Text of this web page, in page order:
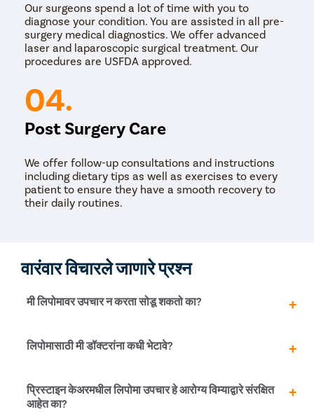
Our surgeons spend a lot of time with you to
diagnose your condition. You are assisted in all pre-
surgery medical diagnostics. We offer advanced
laser and laparoscopic surgical treatment. Our
procedures are USFDA approved.
04.
Post Surgery Care
We offer follow-up consultations and instructions
including dietary tips as well as exercises to every
patient to ensure they have a smooth recovery to
their daily routines.
वारंवार विचारले जाणारे प्रश्न
मी लिपोमावर उपचार न करता सोडू शकतो का?
नाही लिपोमा हा निरुपद्रवी आणि सौम्य असला तरी त्यावर उपचार करू
देतात, कारण ते कर्करोगाच्या सारकोमामध्ये बदलण्याची शक्यता कमी
असते.
लिपोमासाठी मी डॉक्टरांना कधी भेटावे?
जर तुम्हाला तुमच्या शरीरावर विचित्र ढेकूळ दिसली तर तुम्ही ताबडतोब
डॉक्टरांचा सल्ला घ्यावा. जरी लक्षणे लिपोमासारखी दिसत असली
प्रिस्टाइन केअरमधील लिपोमा उपचार हे आरोग्य विम्याद्वारे संरक्षित
आहेत का?